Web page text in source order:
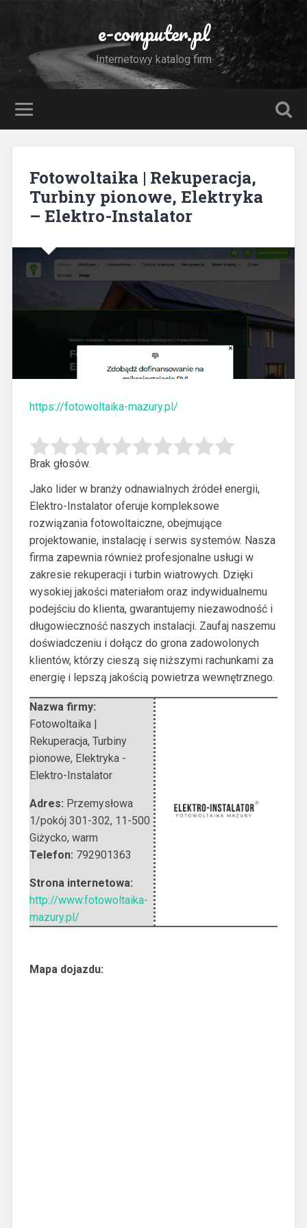
e-computer.pl
Internetowy katalog firm
Fotowoltaika | Rekuperacja,
Turbiny pionowe, Elektryka
– Elektro-Instalator
https://fotowoltaika-mazury.pl/
Brak głosów.
Jako lider w branży odnawialnych źródeł energii,
Elektro-Instalator oferuje kompleksowe
rozwiązania fotowoltaiczne, obejmujące
projektowanie, instalację i serwis systemów. Nasza
firmazapewnia również profesjonalne usługi w
zakresie rekuperacji i turbin wiatrowych. Dzięki
wysokiej jakości materiałom oraz indywidualnemu
podejściu do klienta, gwarantujemy niezawodność i
długowieczność naszych instalacji. Zaufaj naszemu
doświadczeniu i dołącz do grona zadowolonych
klientów, którzy cieszą się niższymi rachunkami za
energię i lepszą jakością powietrza wewnętrznego.
Nazwa firmy:
Fotowoltaika |
Rekuperacja, Turbiny
pionowe, Elektryka -
Elektro-Instalator
Adres: Przemysłowa
1/pokój 301-302, 11-500
Giżycko, warm
Telefon: 792901363
Strona internetowa:
http://www.fotowoltaika-
mazury.pl/
Mapa dojazdu: